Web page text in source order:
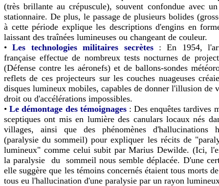
(très brillante au crépuscule), souvent confondue avec
stationnaire. De plus, le passage de plusieurs bolides
à cette période explique les descriptions d'engins en
laissant des traînées lumineuses ou changeant de couleur.
•Les technologies militaires secrètes : En 1954,
française effectue de nombreux tests nocturnes de
(Défense contre les aéronefs) et de ballons-sondes
reflets de ces projecteurs sur les couches nuageuses
disques lumineux mobiles, capables de donner l'illusion de
droit ou d'accélérations impossibles.
•Le démontage des témoignages: Des enquêtes tardives
sceptiques ont mis en lumière des canulars locaux nés
villages, ainsi que des phénomènes d'hallucinations
(paralysie du sommeil) pour expliquer les récits de
lumineux" comme celui subit par Marius Dewilde. (Ici,
la paralysie du sommeil nous semble déplacée. D'une
elle suggère que les témoins concernés étaient tous morts
tous eu l'hallucination d'une paralysie par un rayon